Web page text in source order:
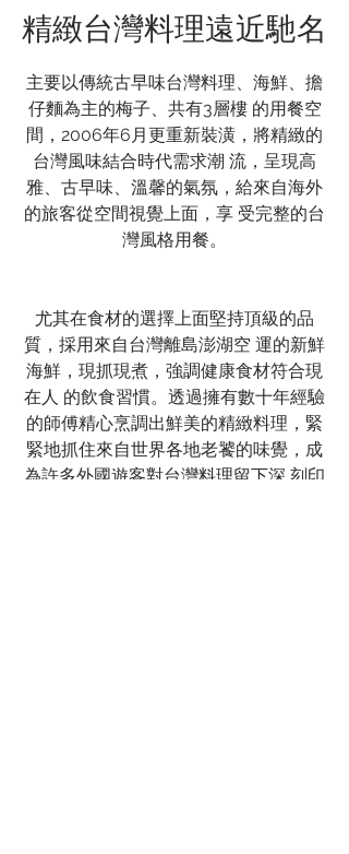
精緻台灣料理遠近馳名
主要以傳統古早味台灣料理、海鮮、擔
仔麵為主的梅子、共有3層樓 的用餐空
間，2006年6月更重新裝潢，將精緻的
台灣風味結合時代需求潮 流，呈現高
雅、古早味、溫馨的氣氛，給來自海外
的旅客從空間視覺上面，享 受完整的台
灣風格用餐。
尤其在食材的選擇上面堅持頂級的品
質，採用來自台灣離島澎湖空 運的新鮮
海鮮，現抓現煮，強調健康食材符合現
在人 的飲食習慣。透過擁有數十年經驗
的師傅精心烹調出鮮美的精緻料理，緊
緊地抓住來自世界各地老饕的味覺，成
為許多外國遊客對台灣料理留下深 刻印